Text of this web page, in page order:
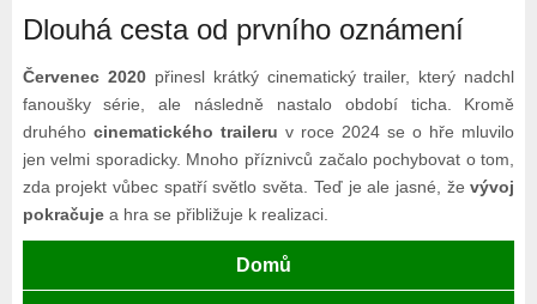
Dlouhá cesta od prvního oznámení
Červenec 2020přinesl krátký cinematický trailer, který nadchl
fanoušky série, ale následně nastalo období ticha. Kromě
druhého cinematického traileru v roce 2024 se o hře mluvilo
jen velmi sporadicky. Mnoho příznivců začalo pochybovat o tom,
zda projekt vůbec spatří světlo světa. Teď je ale jasné, ževývoj
pokračujea hra se přibližuje k realizaci.
Domů